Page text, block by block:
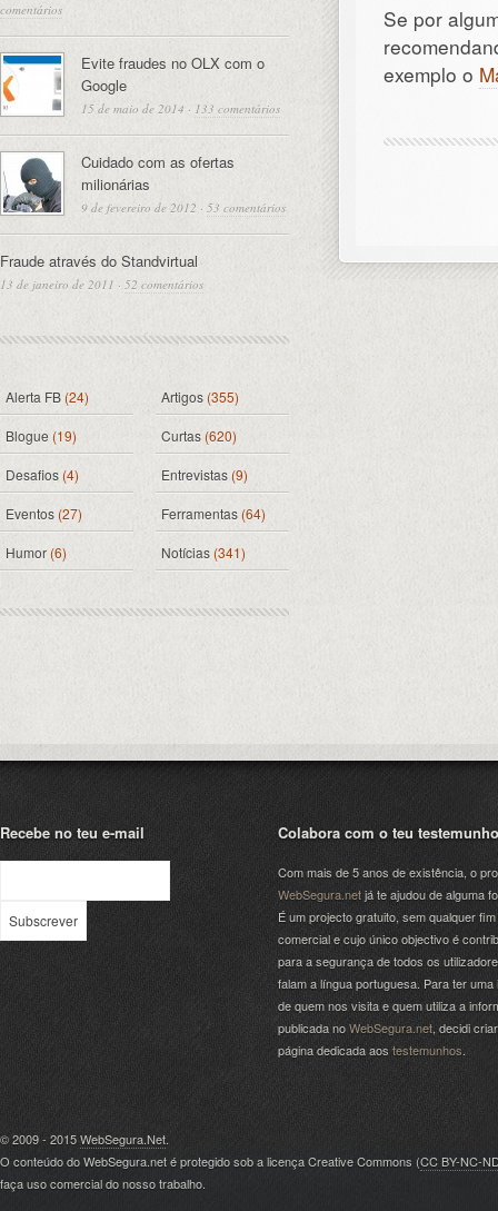
Se por
exemplo o
comentários
Evite fraudes no OLX com o
Google
15 de maio de 2014 · 133 comentários
Cuidado com as ofertas
milionárias
9 de fevereiro de 2012 · 53 comentários
Fraude através do Standvirtual
13 de janeiro de 2011 · 52 comentários
Alerta FB(24) Artigos (355)
Blogue (19) Curtas (620)
Desafios (4) Entrevistas (9)
Eventos(27) Ferramentas(64)
Humor (6) Notícias(341)
Recebe no teu e-mail Colabora com o teu testemunho
Com mais de 5 anos de existência, o
WebSegura.netjá te ajudou de alguma
É um projecto gratuito, sem qualquer fim
comercial e cujo único objectivo é
para a segurança de todos os
falam a língua portuguesa. Para ter uma
de quem nos visita e quem utiliza a
publicada noWebSegura.net , decidi
página dedicada aos testemunhos
© 2009 - 2015WebSegura.Net.
O conteúdo do WebSegura.net é protegido sob a licença Creative Commons (CC BY-NC-
faça uso comercial do nosso trabalho.